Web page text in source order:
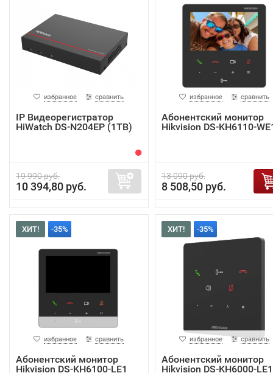
избранное сравнить
IP Видеорегистратор
HiWatch DS-N204EP (1TB)
19 990 руб.
10 394,80 руб.
избранное сравнить
Абонентский монитор
Hikvision DS-KH6110-
13 090 руб.
8 508,50 руб.
ХИТ! -35%
избранное сравнить
Абонентский монитор
Hikvision DS-KH6100-LE1
ХИТ! -35%
избранное сравнить
Абонентский монитор
Hikvision DS-KH6000-LE1